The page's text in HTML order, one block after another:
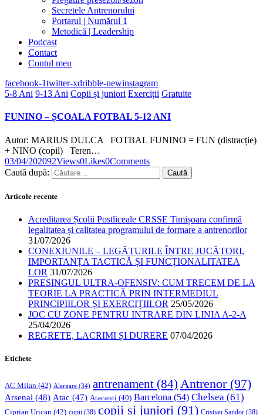
Secretele Antrenorului
Portarul | Numărul 1
Metodică | Leadership
Podcast
Contact
Contul meu
facebook-1twitter-xdribble-newinstagram
5-8 Ani 9-13 Ani Copii și juniori Exerciții Gratuite
FUNINO – ȘCOALA FOTBAL 5-12 ANI
Autor: MARIUS DULCA FOTBAL FUNINO = FUN (distracție)
+ NINO (copil) Teren…
03/04/202092Views0Likes0Comments
Caută după:
Articole recente
Acreditarea Școlii Postliceale CRSSE Timișoara confirmă
legalitatea și calitatea programului de formare a antrenorilor
31/07/2026
CONEXIUNILE – LEGĂTURILE ÎNTRE JUCĂTORI,
IMPORTANȚA TACTICĂ ȘI FUNCȚIONALITATEA
LOR 31/07/2026
PRESINGUL ULTRA-OFENSIV: CUM TRECEM DE LA
TEORIE LA PRACTICĂ PRIN INTERMEDIUL
PRINCIPIILOR ȘI EXERCIȚIILOR 25/05/2026
JOC CU ZONE PENTRU INTRARE DIN LINIA A-2-A
25/04/2026
REGRETE, LACRIMI ȘI DURERE 07/04/2026
Etichete
AC Milan (42) Alergare (34) antrenament (84) Antrenor(97)
Arsenal (48) Atac (47) Atacanți (40) Barcelona (54) Chelsea (61)
Ciprian Urican (42) copii (38) copii si juniori (91) Cristian Sandor (38)